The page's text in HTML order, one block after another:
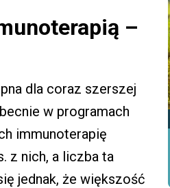
–
dla coraz szerszej
w programach
immunoterapię
z nich, a liczba ta
jednak, że większość